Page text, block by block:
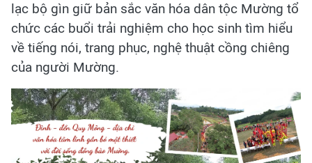
lạc bộ gìn giữ bản sắc văn hóa dân tộc Mường tổ
chức các buổi trải nghiệm cho học sinh tìm hiểu
về tiếng nói, trang phục, nghệ thuật cồng chiêng
của người Mường.